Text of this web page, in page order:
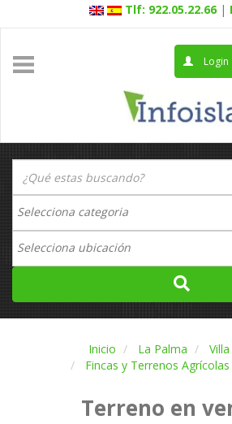
Tlf: 922.05.22.66 |
Login
Inicio La Palma
Fincas y Terrenos Agrícolas
Terreno en